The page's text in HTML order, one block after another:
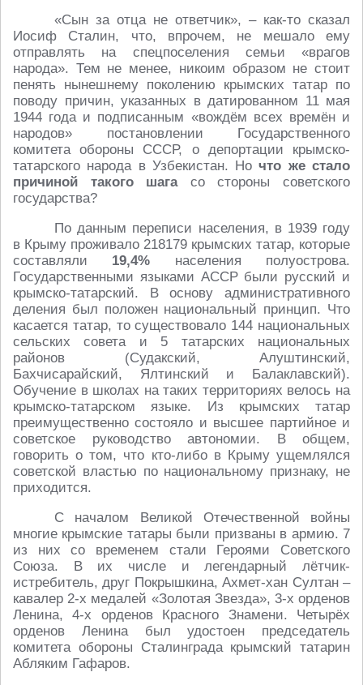
«Сын за отца не ответчик», – как-то сказал
Иосиф Сталин, что, впрочем, не мешало ему
отправлять на спецпоселения семьи «врагов
народа». Тем не менее, никоим образом не стоит
пенять нынешнему поколению крымских татар по
поводу причин, указанных в датированном 11 мая
1944 года и подписанным «вождём всех времён и
народов» постановлении Государственного
комитета обороны СССР, о депортации крымско-
татарского народа в Узбекистан. Ночто же стало
причиной такого шагасо стороны советского
государства?
По данным переписи населения, в 1939 году
в Крыму проживало 218179 крымских татар, которые
составляли 19,4% населения полуострова.
Государственными языками АССР были русский и
крымско-татарский. В основу административного
деления был положен национальный принцип. Что
касается татар, то существовало 144 национальных
сельских совета и 5 татарских национальных
районов (Судакский, Алуштинский,
Бахчисарайский, Ялтинский и Балаклавский).
Обучение в школах на таких территориях велось на
крымско-татарском языке. Из крымских татар
преимущественно состояло и высшее партийное и
советское руководство автономии. В общем,
говорить о том, что кто-либо в Крыму ущемлялся
советской властью по национальному признаку, не
приходится.
С началом Великой Отечественной войны
многие крымские татары были призваны в армию. 7
из них со временем стали Героями Советского
Союза. В их числе и легендарный лётчик-
истребитель, друг Покрышкина, Ахмет-хан Султан –
кавалер 2-х медалей «Золотая Звезда», 3-х орденов
Ленина, 4-х орденов Красного Знамени. Четырёх
орденов Ленина был удостоен председатель
комитета обороны Сталинграда крымский татарин
Абляким Гафаров.